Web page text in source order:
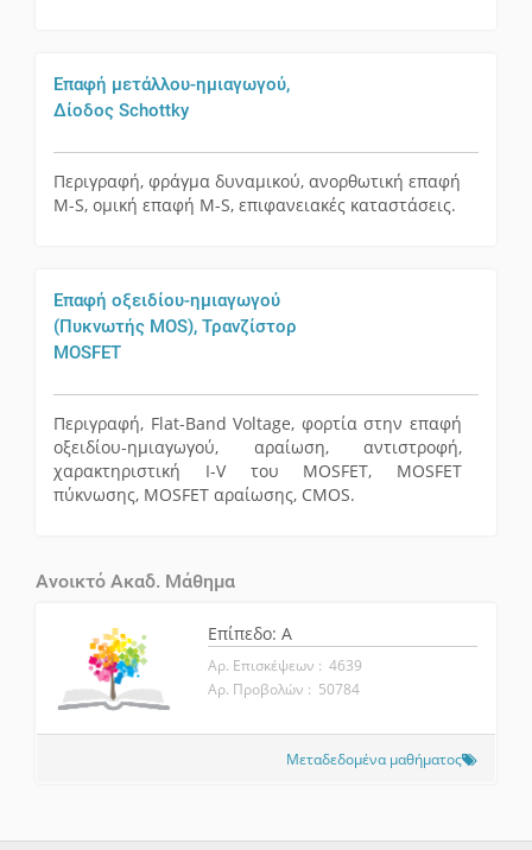
Επαφή μετάλλου-ημιαγωγού,
Δίοδος Schottky
Περιγραφή, φράγμα δυναμικού, ανορθωτική επαφή
M-S, ομική επαφή M-S, επιφανειακές καταστάσεις.
Επαφή οξειδίου-ημιαγωγού
(Πυκνωτής MOS), Τρανζίστορ
MOSFET
Περιγραφή, Flat-Band Voltage, φορτία στην επαφή
οξειδίου-ημιαγωγού, αραίωση, αντιστροφή,
χαρακτηριστική I-V του MOSFET, MOSFET
πύκνωσης, MOSFET αραίωσης, CMOS.
Ανοικτό Ακαδ. Μάθημα
Επίπεδο: A
Αρ. Επισκέψεων : 4639
Αρ. Προβολών : 50784
Μεταδεδομένα μαθήματος